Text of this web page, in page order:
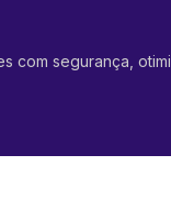
com segurança,